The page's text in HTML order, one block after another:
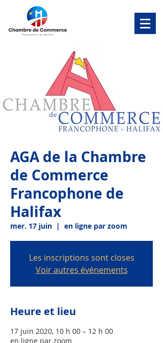
AGA de la Chambre
de Commerce
Francophone de
Halifax
mer. 17 juin
  |
en ligne par zoom
Les inscriptions sont closes
Voir autres événements
Heure et lieu
17 juin 2020, 10 h 00 – 12 h 00
en ligne par zoom